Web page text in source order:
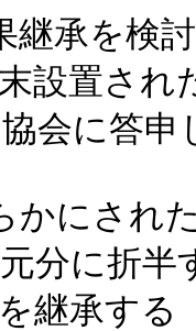
継承を検
設置され
会に答申
かにされ
分に折
継承する